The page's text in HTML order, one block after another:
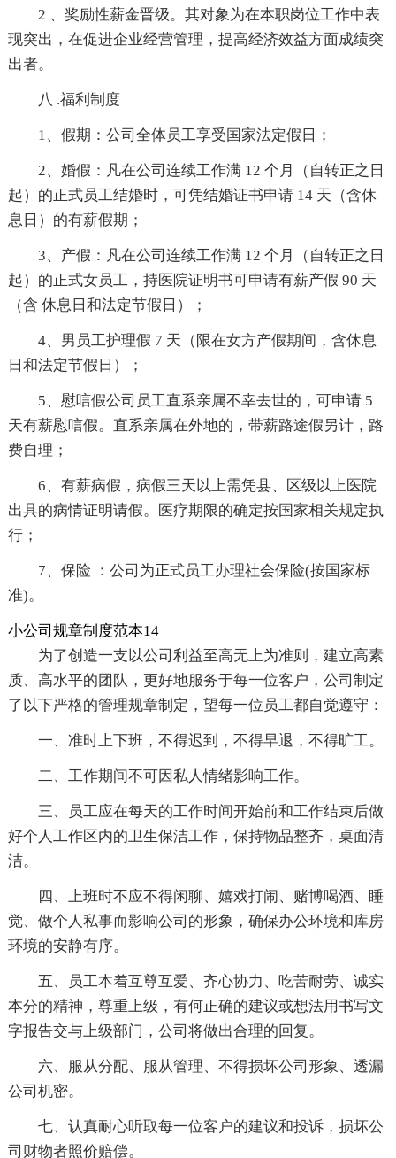
2 、奖励性薪金晋级。其对象为在本职岗位工作中表
现突出，在促进企业经营管理，提高经济效益方面成绩突
出者。
八 .福利制度
1、假期：公司全体员工享受国家法定假日；
2、婚假：凡在公司连续工作满 12 个月（自转正之日
起）的正式员工结婚时，可凭结婚证书申请 14 天（含休
息日）的有薪假期；
3、产假：凡在公司连续工作满 12 个月（自转正之日
起）的正式女员工，持医院证明书可申请有薪产假 90 天
（含 休息日和法定节假日）；
4、男员工护理假 7 天（限在女方产假期间，含休息
日和法定节假日）；
5、慰唁假公司员工直系亲属不幸去世的，可申请 5
天有薪慰唁假。直系亲属在外地的，带薪路途假另计，路
费自理；
6、有薪病假，病假三天以上需凭县、区级以上医院
出具的病情证明请假。医疗期限的确定按国家相关规定执
行；
7、保险 ：公司为正式员工办理社会保险(按国家标
准)。
小公司规章制度范本14
为了创造一支以公司利益至高无上为准则，建立高素
质、高水平的团队，更好地服务于每一位客户，公司制定
了以下严格的管理规章制定，望每一位员工都自觉遵守：
一、准时上下班，不得迟到，不得早退，不得旷工。
二、工作期间不可因私人情绪影响工作。
三、员工应在每天的工作时间开始前和工作结束后做
好个人工作区内的卫生保洁工作，保持物品整齐，桌面清
洁。
四、上班时不应不得闲聊、嬉戏打闹、赌博喝酒、睡
觉、做个人私事而影响公司的形象，确保办公环境和库房
环境的安静有序。
五、员工本着互尊互爱、齐心协力、吃苦耐劳、诚实
本分的精神，尊重上级，有何正确的建议或想法用书写文
字报告交与上级部门，公司将做出合理的回复。
六、服从分配、服从管理、不得损坏公司形象、透漏
公司机密。
七、认真耐心听取每一位客户的建议和投诉，损坏公
司财物者照价赔偿。